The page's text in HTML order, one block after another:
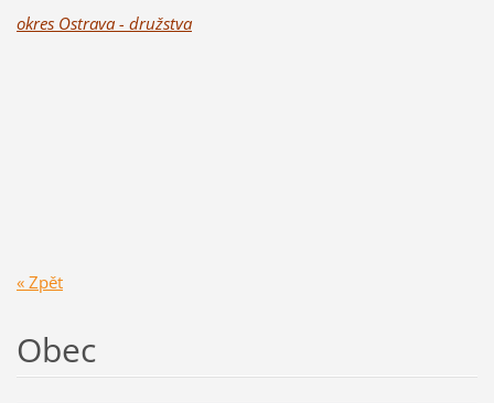
okres Ostrava - družstva
« Zpět
Obec